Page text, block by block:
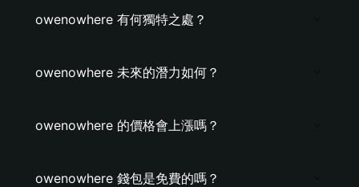
owenowhere 有何獨特之處？
owenowhere 未來的潛力如何？
owenowhere 的價格會上漲嗎？
owenowhere 錢包是免費的嗎？